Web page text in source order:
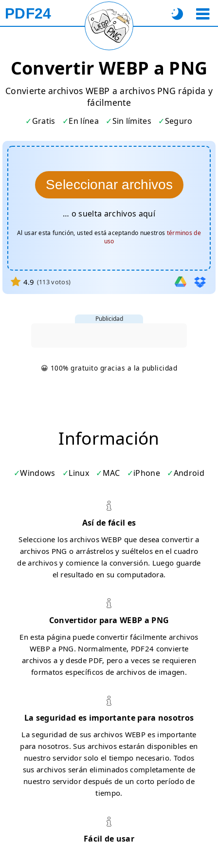
PDF24
Convertir WEBP a PNG
Convierte archivos WEBP a archivos PNG rápida y
fácilmente
Gratis En línea Sin límites Seguro
Seleccionar archivos
… o suelta archivos aquí
Al usar esta función, usted está aceptando nuestros términos de
uso
4.9 (113votos)
Publicidad
😀 100% gratuito gracias a la publicidad
Información
Windows Linux MAC iPhone Android
Así de fácil es
Seleccione los archivos WEBP que desea convertir a
archivos PNG o arrástrelos y suéltelos en el cuadro
de archivos y comience la conversión. Luego guarde
el resultado en su computadora.
Convertidor para WEBP a PNG
En esta página puede convertir fácilmente archivos
WEBP a PNG. Normalmente, PDF24 convierte
archivos a y desde PDF, pero a veces se requieren
formatos específicos de archivos de imagen.
La seguridad es importante para nosotros
La seguridad de sus archivos WEBP es importante
para nosotros. Sus archivos estarán disponibles en
nuestro servidor solo el tiempo necesario. Todos
sus archivos serán eliminados completamente de
nuestro servidor después de un corto período de
tiempo.
Fácil de usar